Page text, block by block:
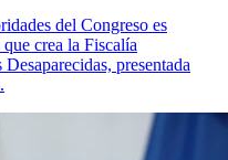
del Congreso es
crea la Fiscalía
presentada